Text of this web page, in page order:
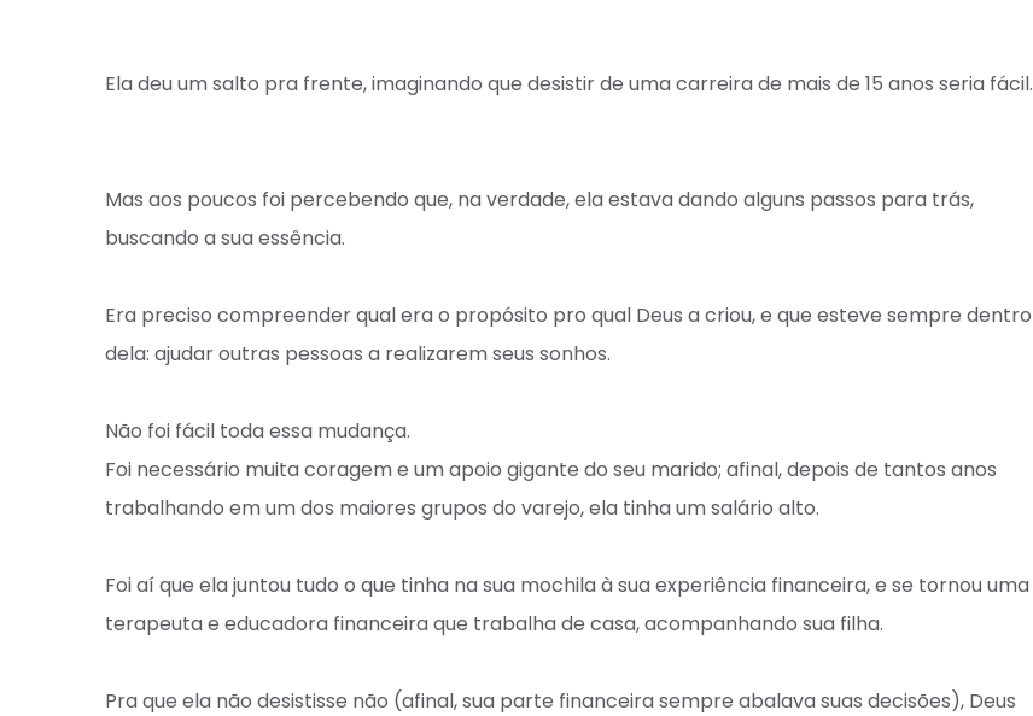
Ela deu um salto pra frente, imaginando que desistir de uma carreira de mais de 15 anos seria fácil.
Mas aos poucos foi percebendo que, na verdade, ela estava dando alguns passos para trás,
buscando a sua essência. ⁣
Era preciso compreender qual era o propósito pro qual Deus a criou, e que esteve sempre dentro
dela: ajudar outras pessoas a realizarem seus sonhos. ⁣
Não foi fácil toda essa mudança. ⁣
Foi necessário muita coragem e um apoio gigante do seu marido; afinal, depois de tantos anos
trabalhando em um dos maiores grupos do varejo, ela tinha um salário alto. ⁣
Foi aí que ela juntou tudo o que tinha na sua mochila à sua experiência financeira, e se tornou uma
terapeuta e educadora financeira que trabalha de casa, acompanhando sua filha. ⁣
Pra que ela não desistisse não (afinal, sua parte financeira sempre abalava suas decisões), Deus